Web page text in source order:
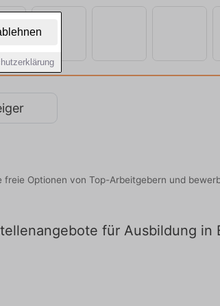
Optionen von Top-Arbeitgebern und
für Ausbildung in